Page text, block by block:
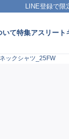
LINE登録で
いて特集アスリート
ックシャツ_25FW